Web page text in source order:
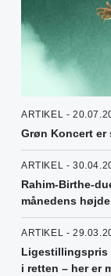
ARTIKEL -
Grøn Koncert er
ARTIKEL -
Rahim-Birthe-
månedens
ARTIKEL -
Ligestillingspris
i retten – her er